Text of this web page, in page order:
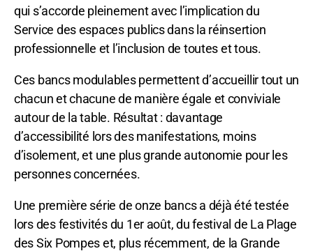
qui s’accorde pleinement avec l’implication du
Service des espaces publics dans la réinsertion
professionnelle et l’inclusion de toutes et tous.
Ces bancs modulables permettent d’accueillir tout un
chacun et chacune de manière égale et conviviale
autour de la table. Résultat : davantage
d’accessibilité lors des manifestations, moins
d’isolement, et une plus grande autonomie pour les
personnes concernées.
Une première série de onze bancs a déjà été testée
lors des festivités du 1er août, du festival de La Plage
des Six Pompes et, plus récemment, de la Grande